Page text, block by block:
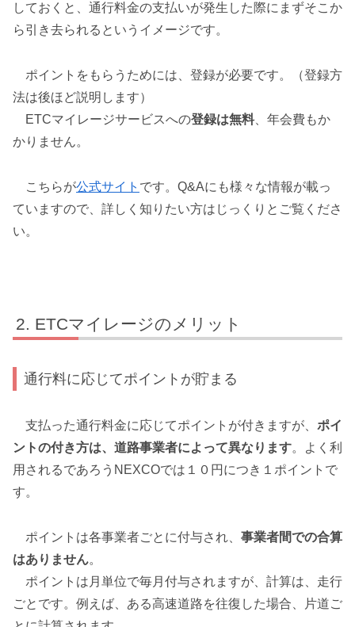
しておくと、通行料金の支払いが発生した際にまずそこか
ら引き去られるというイメージです。
ポイントをもらうためには、登録が必要です。（登録方
法は後ほど説明します）
ETCマイレージサービスへの登録は無料、年会費もか
かりません。
こちらが公式サイト です。Q&Aにも様々な情報が載っ
ていますので、詳しく知りたい方はじっくりとご覧くださ
い。
ETCマイレージのメリット
通行料に応じてポイントが貯まる
支払った通行料金に応じてポイントが付きますが、 ポイ
ントの付き方は、道路事業者によって異なります。よく利
用されるであろうNEXCOでは１０円につき１ポイントで
す。
ポイントは各事業者ごとに付与され、 事業者間での合算
はありません。
ポイントは月単位で毎月付与されますが、計算は、走行
ごとです。例えば、ある高速道路を往復した場合、片道ご